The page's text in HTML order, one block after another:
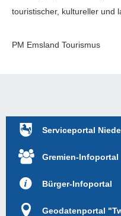
touristischer, kultureller und
PM Emsland Tourismus
Serviceportal
Gremien-Infoportal
Bürger-Infoportal
Geodatenportal